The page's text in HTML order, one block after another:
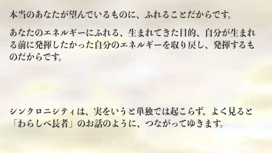
本当のあなたが望んでいるものに、ふれることだからです。
あなたのエネルギーにふれる、生まれてきた目的、自分が生まれ
る前に発揮したかった自分のエネルギーを取り戻し、発揮するも
のだからです。
シンクロニシティは、実をいうと単独では起こらず、よく見ると
「わらしべ長者」のお話のように、つながってゆきます。